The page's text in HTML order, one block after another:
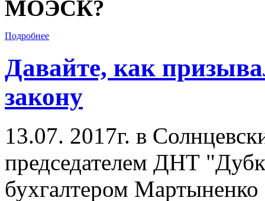
МОЭСК?
Подробнее
Давайте, как
закону
13.07. 2017г. в
председателем ДНТ
бухгалтером